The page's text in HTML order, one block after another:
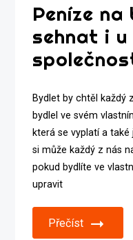
Peníze na
sehnat i u
Bydlet by chtěl každý
bydlel ve svém
která se vyplatí a
si může každý z nás
pokud bydlíte ve
upravit
Přečíst